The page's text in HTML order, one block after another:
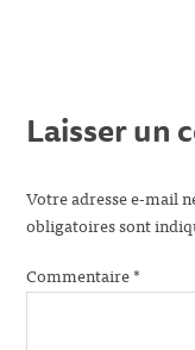
Laisser un
Votre adresse e-mail
obligatoires sont
Commentaire*